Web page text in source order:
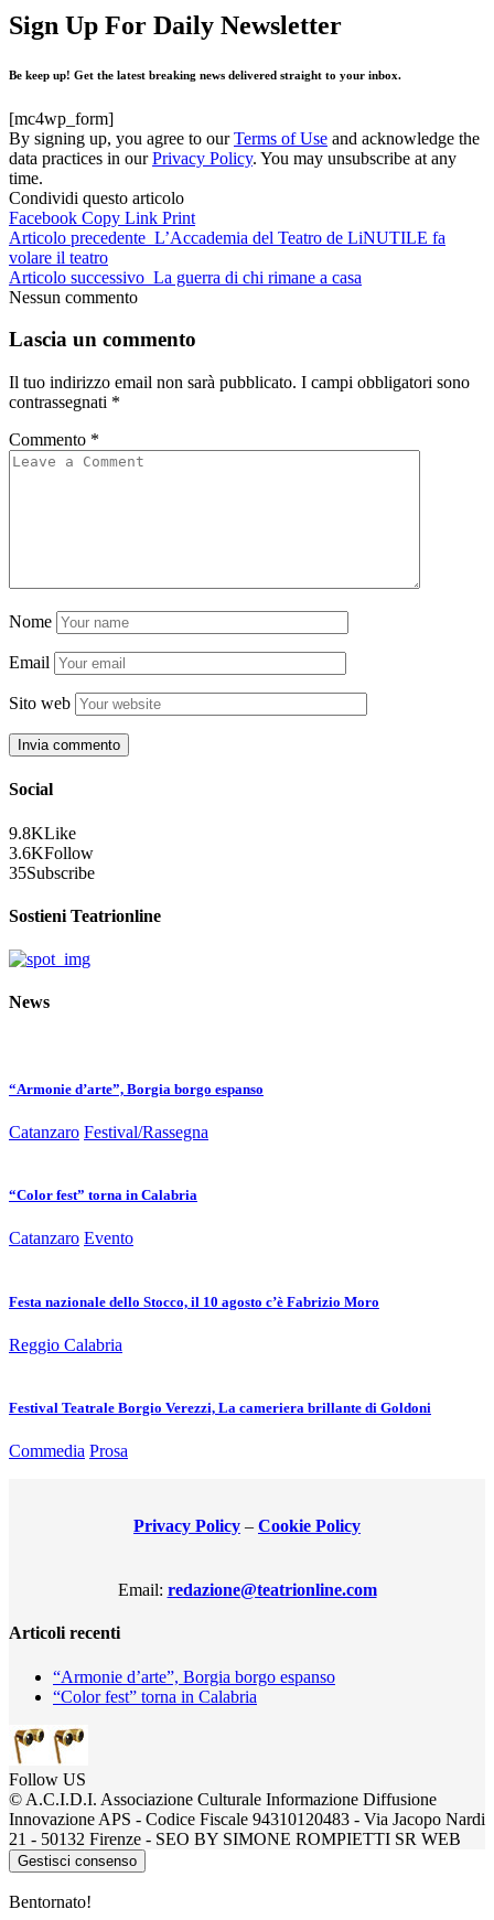
Sign Up For Daily Newsletter
Be keep up! Get the latest breaking news delivered straight to your inbox.
[mc4wp_form]
By signing up, you agree to ourTerms of Use and acknowledge the
data practices in ourPrivacy Policy. You may unsubscribe at any
time.
Condividi questo articolo
Facebook Copy Link Print
Articolo precedente L’Accademia del Teatro de LiNUTILE fa
volare il teatro
Articolo successivo La guerra di chi rimane a casa
Nessun commento
Lascia un commento
Il tuo indirizzo email non sarà pubblicato. I campi obbligatori sono
contrassegnati *
Commento *
Nome
Email
Sito web
Social
9.8KLike
3.6KFollow
35Subscribe
Sostieni Teatrionline
News
“Armonie d’arte”, Borgia borgo espanso
Catanzaro Festival/Rassegna
“Color fest” torna in Calabria
Catanzaro Evento
Festa nazionale dello Stocco, il 10 agosto c’è Fabrizio Moro
Reggio Calabria
Festival Teatrale Borgio Verezzi, La cameriera brillante di Goldoni
Commedia Prosa
Privacy Policy – Cookie Policy
Email: redazione@teatrionline.com
Articoli recenti
“Armonie d’arte”, Borgia borgo espanso
“Color fest” torna in Calabria
Follow US
© A.C.I.D.I. Associazione Culturale Informazione Diffusione
Innovazione APS - Codice Fiscale 94310120483 - Via Jacopo Nardi
21 - 50132 Firenze - SEO BY SIMONE ROMPIETTI SR WEB
Gestisci consenso
Bentornato!